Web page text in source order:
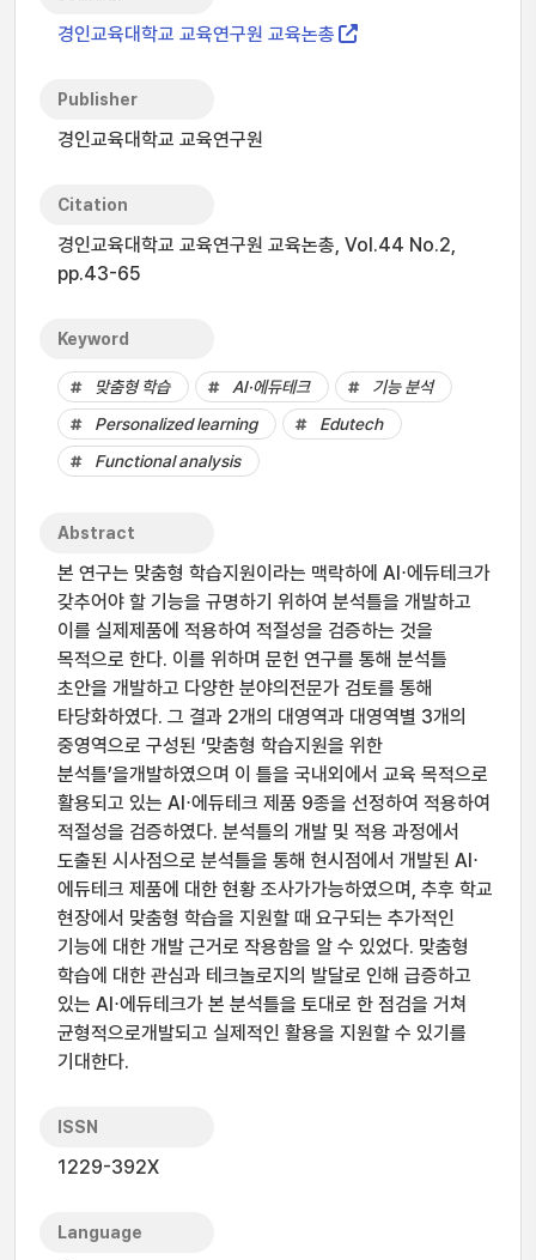
경인교육대학교 교육연구원 교육논총
Publisher
경인교육대학교 교육연구원
Citation
경인교육대학교 교육연구원 교육논총, Vol.44 No.2,
pp.43-65
Keyword
맞춤형 학습 AI·에듀테크
기능 분석
Personalized learning
Edutech
Functional analysis
Abstract
본 연구는 맞춤형 학습지원이라는 맥락하에 AI⋅에듀테크가
갖추어야 할 기능을 규명하기 위하여 분석틀을 개발하고
이를 실제제품에 적용하여 적절성을 검증하는 것을
목적으로 한다. 이를 위하며 문헌 연구를 통해 분석틀
초안을 개발하고 다양한 분야의전문가 검토를 통해
타당화하였다. 그 결과 2개의 대영역과 대영역별 3개의
중영역으로 구성된 ‘맞춤형 학습지원을 위한
분석틀’을개발하였으며 이 틀을 국내외에서 교육 목적으로
활용되고 있는 AI⋅에듀테크 제품 9종을 선정하여 적용하여
적절성을 검증하였다. 분석틀의 개발 및 적용 과정에서
도출된 시사점으로 분석틀을 통해 현시점에서 개발된 AI⋅
에듀테크 제품에 대한 현황 조사가가능하였으며, 추후 학교
현장에서 맞춤형 학습을 지원할 때 요구되는 추가적인
기능에 대한 개발 근거로 작용함을 알 수 있었다. 맞춤형
학습에 대한 관심과 테크놀로지의 발달로 인해 급증하고
있는 AI⋅에듀테크가 본 분석틀을 토대로 한 점검을 거쳐
균형적으로개발되고 실제적인 활용을 지원할 수 있기를
기대한다.
ISSN
1229-392X
Language